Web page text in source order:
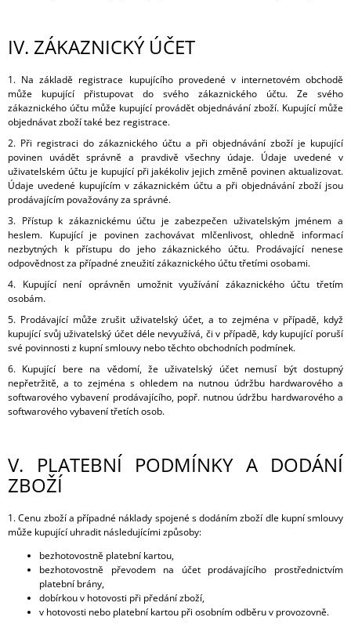
IV. ZÁKAZNICKÝ ÚČET
1. Na základě registrace kupujícího provedené v internetovém obchodě
může kupující přistupovat do svého zákaznického účtu. Ze svého
zákaznického účtu může kupující provádět objednávání zboží. Kupující může
objednávat zboží také bez registrace.
2. Při registraci do zákaznického účtu a při objednávání zboží je kupující
povinen uvádět správně a pravdivě všechny údaje. Údaje uvedené v
uživatelském účtu je kupující při jakékoliv jejich změně povinen aktualizovat.
Údaje uvedené kupujícím v zákaznickém účtu a při objednávání zboží jsou
prodávajícím považovány za správné.
3. Přístup k zákaznickému účtu je zabezpečen uživatelským jménem a
heslem. Kupující je povinen zachovávat mlčenlivost, ohledně informací
nezbytných k přístupu do jeho zákaznického účtu. Prodávající nenese
odpovědnost za případné zneužití zákaznického účtu třetími osobami.
4. Kupující není oprávněn umožnit využívání zákaznického účtu třetím
osobám.
5. Prodávající může zrušit uživatelský účet, a to zejména v případě, když
kupující svůj uživatelský účet déle nevyužívá, či v případě, kdy kupující poruší
své povinnosti z kupní smlouvy nebo těchto obchodních podmínek.
6. Kupující bere na vědomí, že uživatelský účet nemusí být dostupný
nepřetržitě, a to zejména s ohledem na nutnou údržbu hardwarového a
softwarového vybavení prodávajícího, popř. nutnou údržbu hardwarového a
softwarového vybavení třetích osob.
V. PLATEBNÍ PODMÍNKY A DODÁNÍ
ZBOŽÍ
1. Cenu zboží a případné náklady spojené s dodáním zboží dle kupní smlouvy
může kupující uhradit následujícími způsoby:
bezhotovostně platební kartou,
bezhotovostně převodem na účet prodávajícího prostřednictvím
platební brány,
dobírkou v hotovosti při předání zboží,
v hotovosti nebo platební kartou při osobním odběru v provozovně.